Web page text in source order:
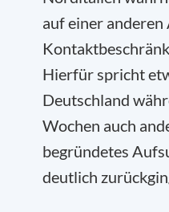
auf einer
Hierfür spricht
Deutschland
Wochen auch
begründetes
deutlich